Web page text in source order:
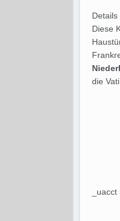
Details
Diese
die